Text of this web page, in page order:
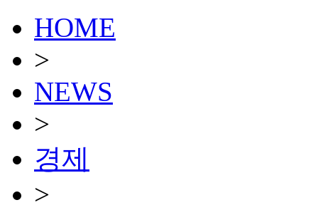
HOME
>
NEWS
>
경제
>